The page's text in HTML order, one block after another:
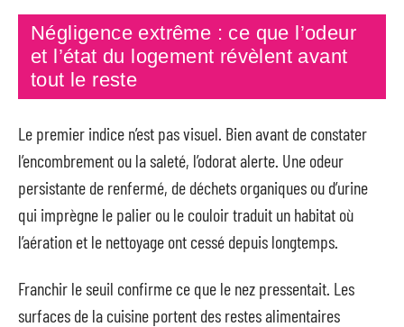
Négligence extrême : ce que l’odeur
et l’état du logement révèlent avant
tout le reste
Le premier indice n’est pas visuel. Bien avant de constater
l’encombrement ou la saleté, l’odorat alerte. Une odeur
persistante de renfermé, de déchets organiques ou d’urine
qui imprègne le palier ou le couloir traduit un habitat où
l’aération et le nettoyage ont cessé depuis longtemps.
Franchir le seuil confirme ce que le nez pressentait. Les
surfaces de la cuisine portent des restes alimentaires